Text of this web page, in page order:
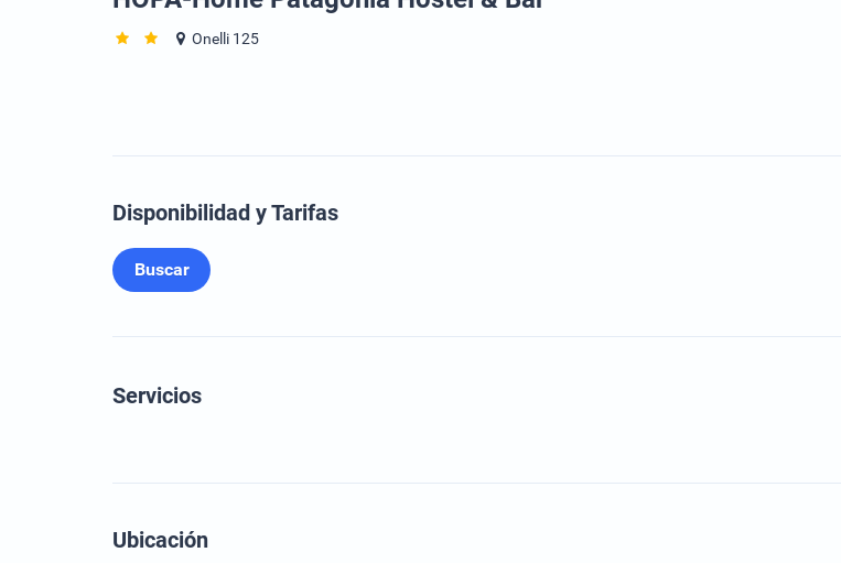
Onelli 125
Disponibilidad y Tarifas
Buscar
Servicios
Ubicación